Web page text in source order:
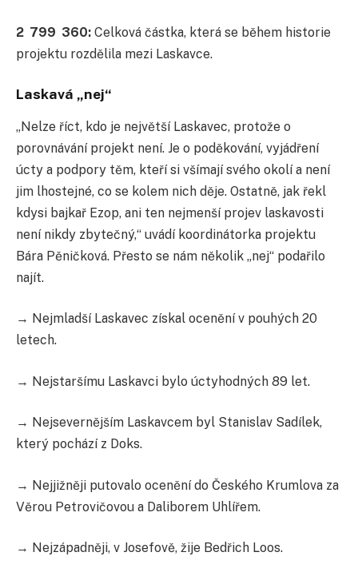
2 799 360: Celková částka, která se během historie
projektu rozdělila mezi Laskavce.
Laskavá „nej“
„Nelze říct, kdo je největší Laskavec, protože o
porovnávání projekt není. Je o poděkování, vyjádření
úcty a podpory těm, kteří si všímají svého okolí a není
jim lhostejné, co se kolem nich děje. Ostatně, jak řekl
kdysi bajkař Ezop, ani ten nejmenší projev laskavosti
není nikdy zbytečný,“ uvádí koordinátorka projektu
Bára Pěničková. Přesto se nám několik „nej“ podařilo
najít.
→ Nejmladší Laskavec získal ocenění v pouhých 20
letech.
→ Nejstaršímu Laskavci bylo úctyhodných 89 let.
→ Nejsevernějším Laskavcem byl Stanislav Sadílek,
který pochází z Doks.
→ Nejjižněji putovalo ocenění do Českého Krumlova za
Věrou Petrovičovou a Daliborem Uhlířem.
→ Nejzápadněji, v Josefově, žije Bedřich Loos.